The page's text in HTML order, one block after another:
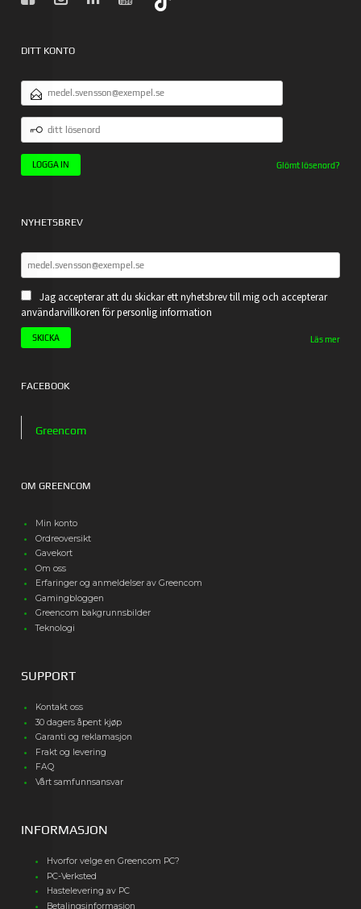
DITT KONTO
E-
POSTADRESS
LÖSENORD
Glömt lösenord?
NYHETSBREV
Jag accepterar att du skickar ett nyhetsbrev till mig och accepterar
användarvillkoren för personlig information
Läs mer
FACEBOOK
Greencom
OM GREENCOM
Min konto
Ordreoversikt
Gavekort
Om oss
Erfaringer og anmeldelser av Greencom
Gamingbloggen
Greencom bakgrunnsbilder
Teknologi
SUPPORT
Kontakt oss
30 dagers åpent kjøp
Garanti og reklamasjon
Frakt og levering
FAQ
Vårt samfunnsansvar
INFORMASJON
Hvorfor velge en Greencom PC?
PC-Verksted
Hastelevering av PC
Betalingsinformasjon